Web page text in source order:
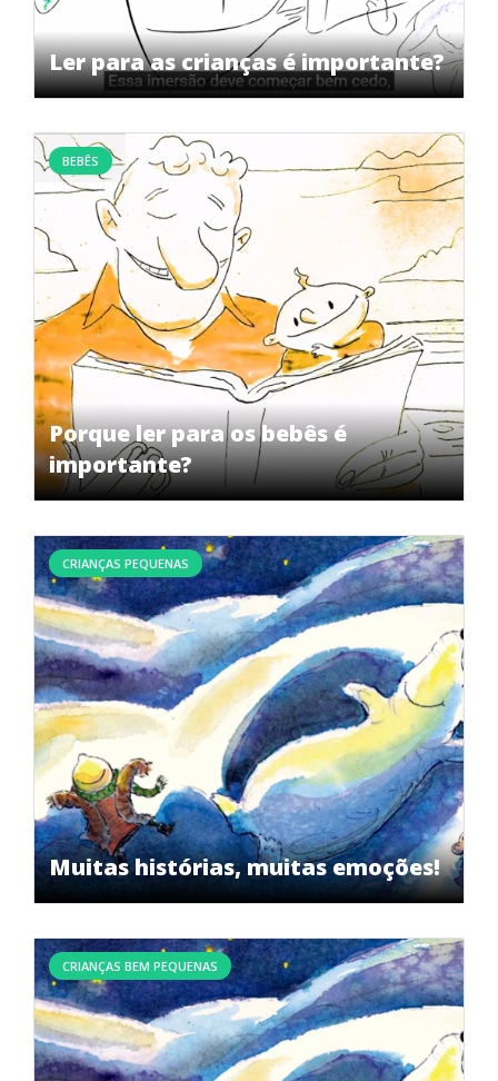
Ler para as crianças é importante?
Porque ler para os bebês é
importante?
BEBÊS
Muitas histórias, muitas emoções!
CRIANÇAS PEQUENAS
CRIANÇAS BEM PEQUENAS